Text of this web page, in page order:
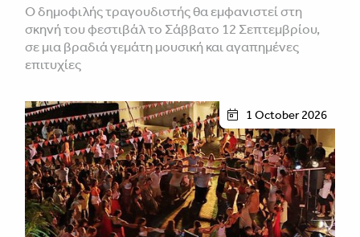
Ο δημοφιλής τραγουδιστής θα εμφανιστεί στη
σκηνή του φεστιβάλ το Σάββατο 12 Σεπτεμβρίου,
σε μια βραδιά γεμάτη μουσική και αγαπημένες
επιτυχίες
1 October 2026